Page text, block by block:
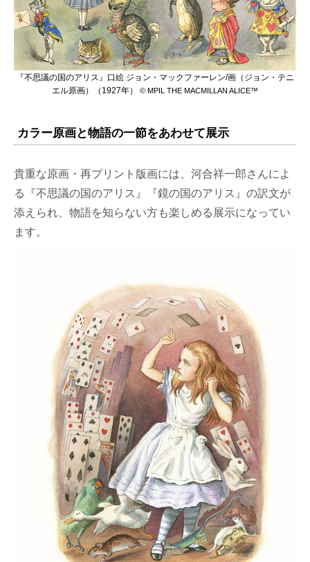
『不思議の国のアリス』口絵 ジョン・マックファーレン/画（ジョン・テニ
エル原画）（1927年） © MPIL THE MACMILLAN ALICE™
カラー原画と物語の一節をあわせて展示
貴重な原画・再プリント版画には、河合祥一郎さんによ
る『不思議の国のアリス』『鏡の国のアリス』の訳文が
添えられ、物語を知らない方も楽しめる展示になってい
ます。